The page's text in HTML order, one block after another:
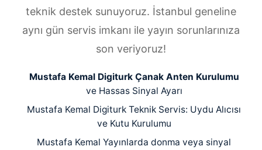
teknik destek sunuyoruz. İstanbul geneline
aynı gün servis imkanı ile yayın sorunlarınıza
son veriyoruz!
Mustafa Kemal Digiturk Çanak Anten Kurulumu
ve Hassas Sinyal Ayarı
Mustafa Kemal Digiturk Teknik Servis: Uydu Alıcısı
ve Kutu Kurulumu
Mustafa Kemal Yayınlarda donma veya sinyal